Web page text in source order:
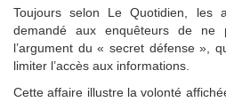
Toujours selon Le Quotidien, les
demandé aux enquêteurs de
l’argument du « secret défense »,
limiter l’accès aux informations.
Cette affaire illustre la volonté